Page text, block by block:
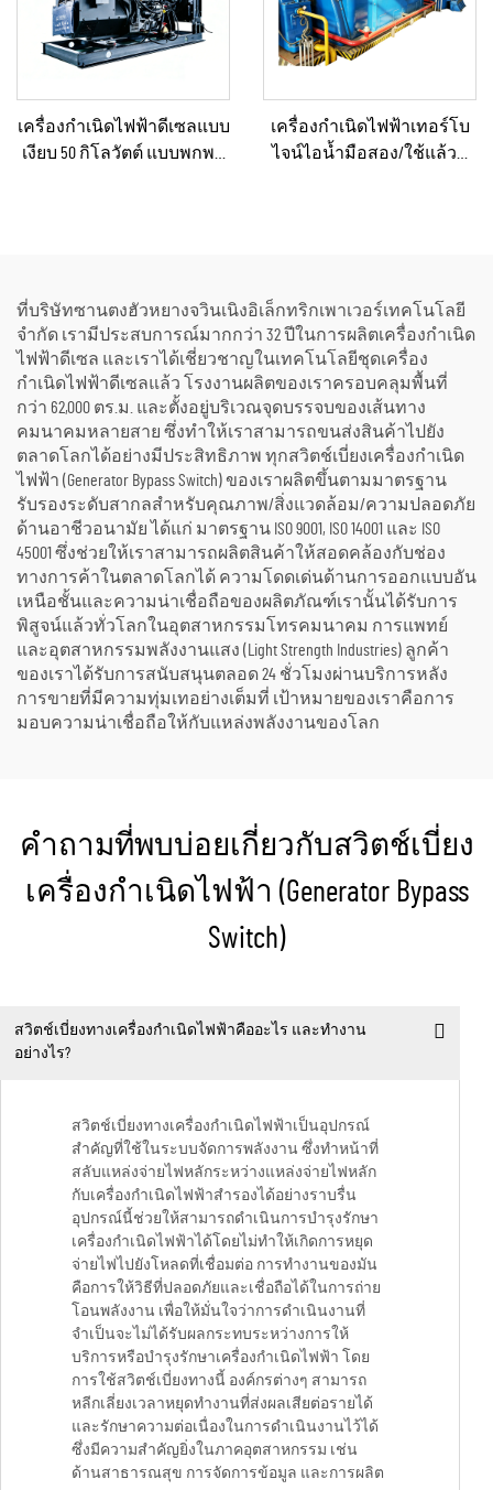
เครื่องกำเนิดไฟฟ้าดีเซลแบบ
เงียบ 50 กิโลวัตต์ แบบพกพา
เครื่องกำเนิดไฟฟ้าเทอร์โบ
ไจน์ไอน้ำมือสอง/ใช้แล้วที่
ที่บริษัทซานตงฮัวหยางจวินเนิงอิเล็กทริกเพาเวอร์เทคโนโลยี
จำกัด เรามีประสบการณ์มากกว่า 32 ปีในการผลิตเครื่องกำเนิด
ไฟฟ้าดีเซล และเราได้เชี่ยวชาญในเทคโนโลยีชุดเครื่อง
กำเนิดไฟฟ้าดีเซลแล้ว โรงงานผลิตของเราครอบคลุมพื้นที่
กว่า 62,000 ตร.ม. และตั้งอยู่บริเวณจุดบรรจบของเส้นทาง
คมนาคมหลายสาย ซึ่งทำให้เราสามารถขนส่งสินค้าไปยัง
ตลาดโลกได้อย่างมีประสิทธิภาพ ทุกสวิตช์เบี่ยงเครื่องกำเนิด
ไฟฟ้า (Generator Bypass Switch) ของเราผลิตขึ้นตามมาตรฐาน
รับรองระดับสากลสำหรับคุณภาพ/สิ่งแวดล้อม/ความปลอดภัย
ด้านอาชีวอนามัย ได้แก่ มาตรฐาน ISO 9001, ISO 14001 และ ISO
45001 ซึ่งช่วยให้เราสามารถผลิตสินค้าให้สอดคล้องกับช่อง
ทางการค้าในตลาดโลกได้ ความโดดเด่นด้านการออกแบบอัน
เหนือชั้นและความน่าเชื่อถือของผลิตภัณฑ์เรานั้นได้รับการ
พิสูจน์แล้วทั่วโลกในอุตสาหกรรมโทรคมนาคม การแพทย์
และอุตสาหกรรมพลังงานแสง (Light Strength Industries) ลูกค้า
ของเราได้รับการสนับสนุนตลอด 24 ชั่วโมงผ่านบริการหลัง
การขายที่มีความทุ่มเทอย่างเต็มที่ เป้าหมายของเราคือการ
มอบความน่าเชื่อถือให้กับแหล่งพลังงานของโลก
คำถามที่พบบ่อยเกี่ยวกับสวิตช์เบี่ยง
เครื่องกำเนิดไฟฟ้า (Generator Bypass
Switch)
สวิตช์เบี่ยงทางเครื่องกำเนิดไฟฟ้าคืออะไร และทำงาน
อย่างไร?
สวิตช์เบี่ยงทางเครื่องกำเนิดไฟฟ้าเป็นอุปกรณ์
สำคัญที่ใช้ในระบบจัดการพลังงาน ซึ่งทำหน้าที่
สลับแหล่งจ่ายไฟหลักระหว่างแหล่งจ่ายไฟหลัก
กับเครื่องกำเนิดไฟฟ้าสำรองได้อย่างราบรื่น
อุปกรณ์นี้ช่วยให้สามารถดำเนินการบำรุงรักษา
เครื่องกำเนิดไฟฟ้าได้โดยไม่ทำให้เกิดการหยุด
จ่ายไฟไปยังโหลดที่เชื่อมต่อ การทำงานของมัน
คือการให้วิธีที่ปลอดภัยและเชื่อถือได้ในการถ่าย
โอนพลังงาน เพื่อให้มั่นใจว่าการดำเนินงานที่
จำเป็นจะไม่ได้รับผลกระทบระหว่างการให้
บริการหรือบำรุงรักษาเครื่องกำเนิดไฟฟ้า โดย
การใช้สวิตช์เบี่ยงทางนี้ องค์กรต่างๆ สามารถ
หลีกเลี่ยงเวลาหยุดทำงานที่ส่งผลเสียต่อรายได้
และรักษาความต่อเนื่องในการดำเนินงานไว้ได้
ซึ่งมีความสำคัญยิ่งในภาคอุตสาหกรรม เช่น
ด้านสาธารณสุข การจัดการข้อมูล และการผลิต